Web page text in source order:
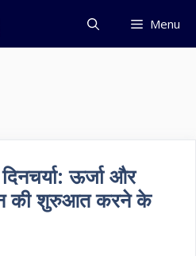
Menu
ऊर्जा और
की शुरुआत करने के